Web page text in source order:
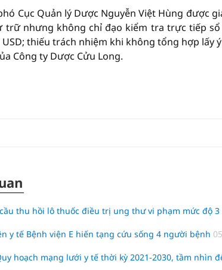
Cục Quản lý Dược Nguyễn Việt Hùng được
trữ nhưng không chỉ đạo kiểm tra trực tiếp
thiếu trách nhiệm khi không tổng hợp lấy
Công ty Dược Cửu Long.
cầu thu hồi lô thuốc điều trị ung thư vi phạm mức độ 3
y tế Bệnh viện E hiến tạng cứu sống 4 người bệnh
hoạch mạng lưới y tế thời kỳ 2021-2030, tầm nhìn